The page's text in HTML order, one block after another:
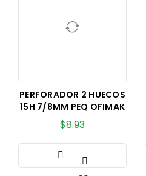
PERFORADOR 2 HUECOS
15H 7/8MM PEQ OFIMAK
$8.93